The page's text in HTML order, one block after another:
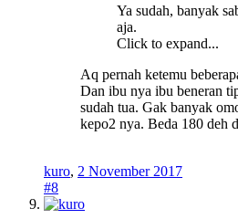
Ya sudah, banyak
aja.
Click to expand...
Aq pernah ketemu
Dan ibu nya ibu beneran
sudah tua. Gak banyak
kepo2 nya. Beda 180 deh
kuro, 2 November 2017
#8